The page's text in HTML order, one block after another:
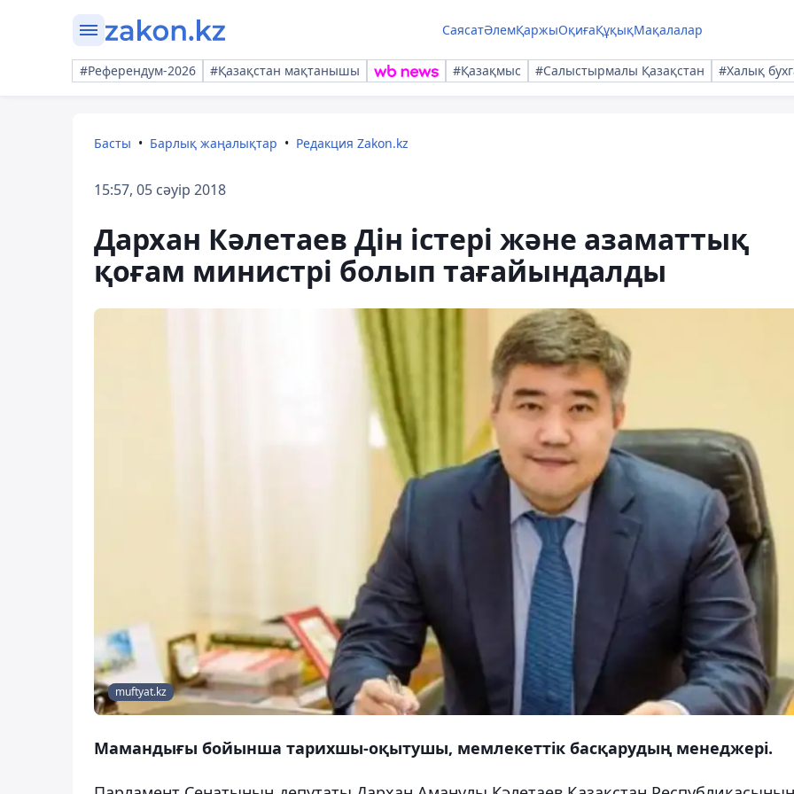
СаясатӘлемҚаржыОқиғаҚұқықМақалалар
#Референдум-2026 #Қазақстан мақтанышы #Қазақмыс #Салыстырмалы Қазақстан #Халық
Басты Барлық жаңалықтар Редакция Zakon.kz
15:57, 05 сәуір 2018
Дархан Кәлетаев Дін істері және азаматтық
қоғам министрі болып тағайындалды
muftyat.kz
Мамандығы бойынша тарихшы-оқытушы, мемлекеттік басқарудың менеджері.